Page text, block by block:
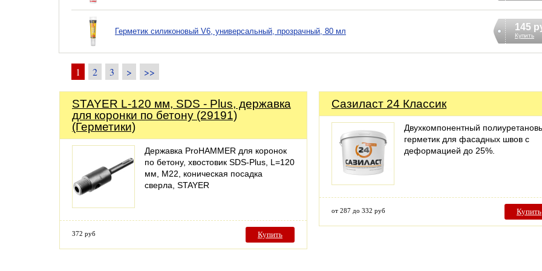
Герметик силиконовый V6, универсальный, прозрачный, 80 мл 145
Купить
1 2 3 > >>
STAYER L-120 мм, SDS - Plus, державка
для коронки по бетону (29191)
(Герметики)
Державка ProHAMMER для коронок
по бетону, хвостовик SDS-Plus, L=120
мм, M22, коническая посадка
сверла, STAYER
372 руб Купить
Сазиласт 24 Классик
Двухкомпонентный
герметик для фасадных швов с
деформацией до 25%.
от 287 до 332 руб Купить